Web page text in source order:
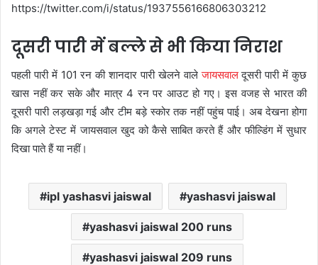
https://twitter.com/i/status/1937556166806303212
दूसरी पारी में बल्ले से भी किया निराश
पहली पारी में 101 रन की शानदार पारी खेलने वालेजायसवालदूसरी पारी में कुछ
खास नहीं कर सके और मात्र 4 रन पर आउट हो गए। इस वजह से भारत की
दूसरी पारी लड़खड़ा गई और टीम बड़े स्कोर तक नहीं पहुंच पाई। अब देखना होगा
कि अगले टेस्ट में जायसवाल खुद को कैसे साबित करते हैं और फील्डिंग में सुधार
दिखा पाते हैं या नहीं।
ipl yashasvi jaiswal yashasvi jaiswal
yashasvi jaiswal 200 runs
yashasvi jaiswal 209 runs